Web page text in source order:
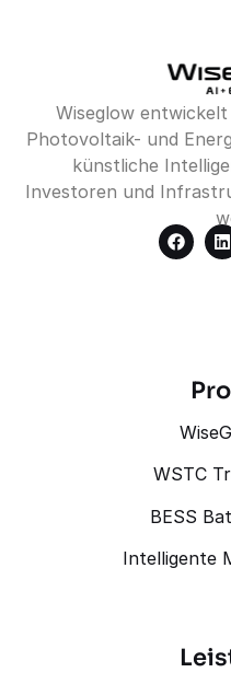
Wiseglow
Photovoltaik- und
künstliche
Investoren und
WSTC
BESS
Intelligente